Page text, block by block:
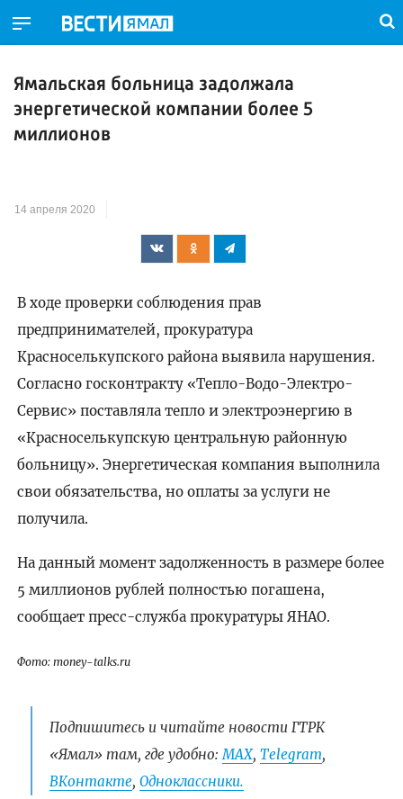
Ямальская больница задолжала
энергетической компании более 5
миллионов
14 апреля 2020
В ходе проверки соблюдения прав
предпринимателей, прокуратура
Красноселькупского района выявила нарушения.
Согласно госконтракту «Тепло-Водо-Электро-
Сервис» поставляла тепло и электроэнергию в
«Красноселькупскую центральную районную
больницу». Энергетическая компания выполнила
свои обязательства, но оплаты за услуги не
получила.
На данный момент задолженность в размере более
5 миллионов рублей полностью погашена,
сообщает пресс-служба прокуратуры ЯНАО.
Фото: money-talks.ru
Подпишитесь и читайте новости ГТРК
«Ямал» там, где удобно:МАХ, Telegram,
ВКонтакте, Одноклассники.